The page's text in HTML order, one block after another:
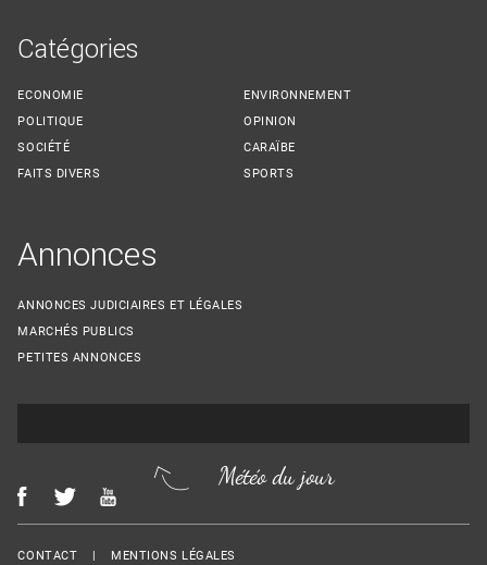
Catégories
ECONOMIE
POLITIQUE
SOCIÉTÉ
FAITS DIVERS
ENVIRONNEMENT
OPINION
CARAÏBE
SPORTS
Annonces
ANNONCES JUDICIAIRES ET LÉGALES
MARCHÉS PUBLICS
PETITES ANNONCES
Météo du jour
Menu Footer
CONTACT MENTIONS LÉGALES